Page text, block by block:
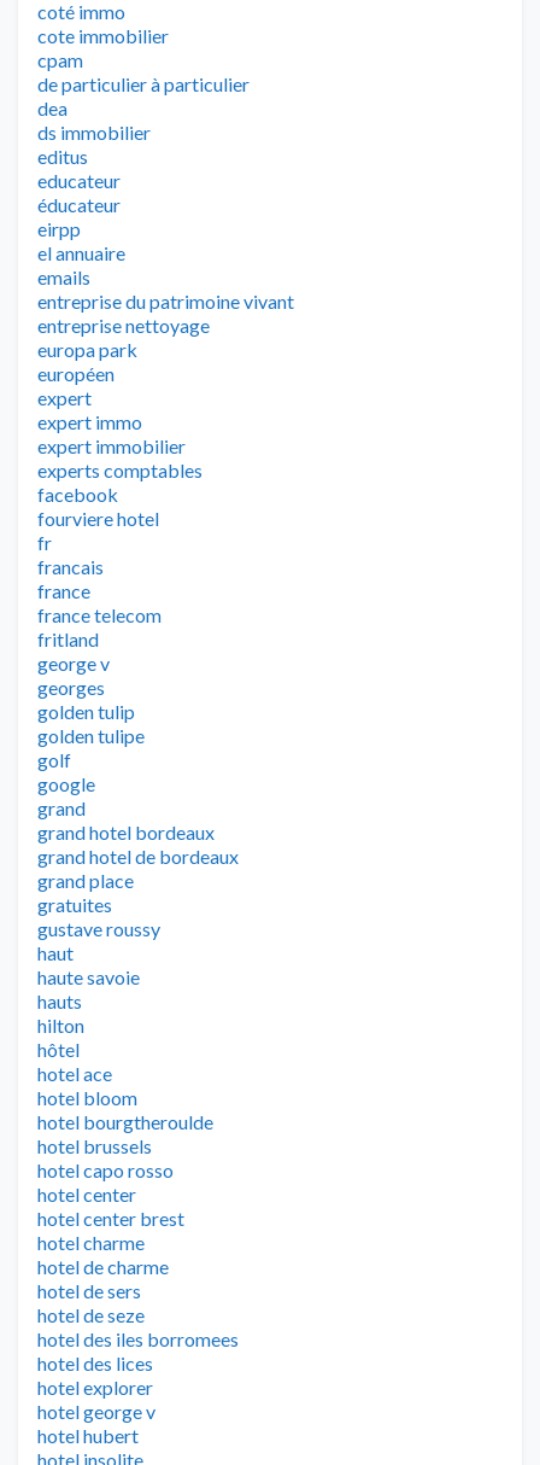
coté immo
cote immobilier
cpam
de particulier à particulier
dea
ds immobilier
editus
educateur
éducateur
eirpp
el annuaire
emails
entreprise du patrimoine vivant
entreprise nettoyage
europa park
européen
expert
expert immo
expert immobilier
experts comptables
facebook
fourviere hotel
fr
francais
france
france telecom
fritland
george v
georges
golden tulip
golden tulipe
golf
google
grand
grand hotel bordeaux
grand hotel de bordeaux
grand place
gratuites
gustave roussy
haut
haute savoie
hauts
hilton
hôtel
hotel ace
hotel bloom
hotel bourgtheroulde
hotel brussels
hotel capo rosso
hotel center
hotel center brest
hotel charme
hotel de charme
hotel de sers
hotel de seze
hotel des iles borromees
hotel des lices
hotel explorer
hotel george v
hotel hubert
hotel insolite